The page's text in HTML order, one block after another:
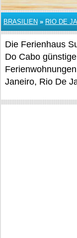
BRASILIEN » RIO DE
Die Ferienhaus
Do Cabo
Janeiro, Rio De